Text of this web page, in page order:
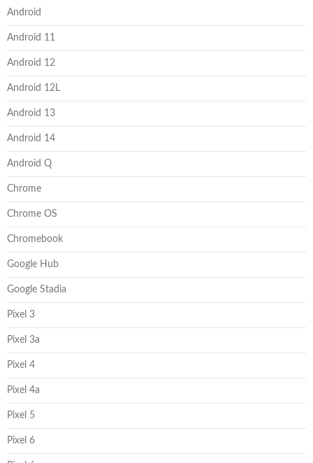
Android
Android 11
Android 12
Android 12L
Android 13
Android 14
Android Q
Chrome
Chrome OS
Chromebook
Google Hub
Google Stadia
Pixel 3
Pixel 3a
Pixel 4
Pixel 4a
Pixel 5
Pixel 6